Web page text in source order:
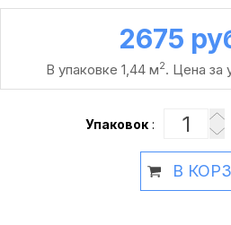
2675
В упаковке 1,44 м2. Цена за
Упаковок :
В